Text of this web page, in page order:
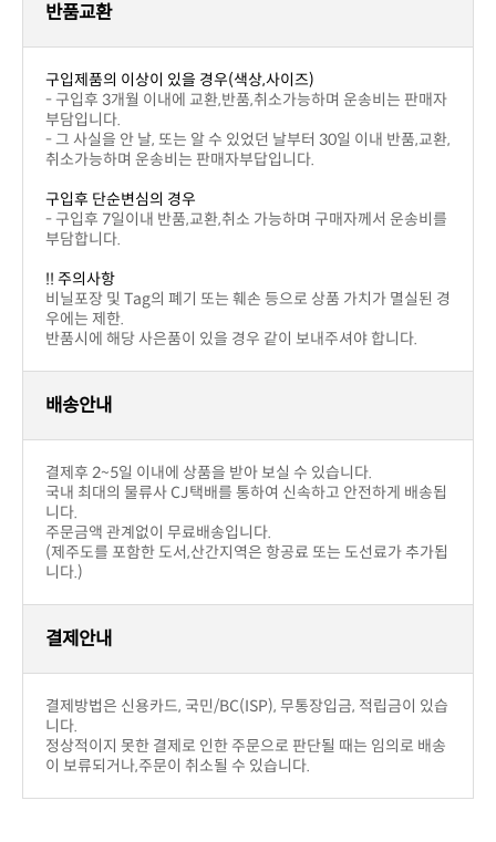
반품교환
구입제품의 이상이 있을 경우(색상,사이즈)
부담입니다.
취소가능하며 운송비는 판매자부답입니다.
구입후 단순변심의 경우
부담합니다.
!! 주의사항
우에는 제한.
반품시에 해당 사은품이 있을 경우 같이 보내주셔야 합니다.
배송안내
결제후 2~5일 이내에 상품을 받아 보실 수 있습니다.
니다.
주문금액 관계없이 무료배송입니다.
니다.)
결제안내
니다.
이 보류되거나,주문이 취소될 수 있습니다.